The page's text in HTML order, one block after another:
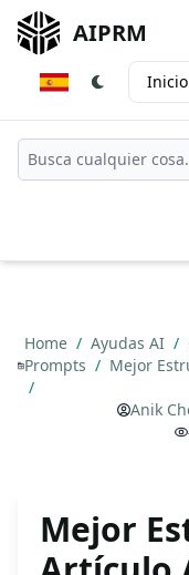
AIPRM
Home / Ayudas AI /
Prompts / Mejor
/
Anik
Mejor